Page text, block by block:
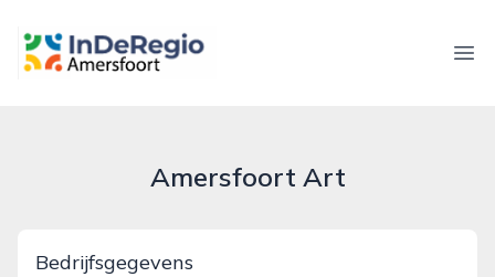
inderegioamersfoort.nl
Amersfoort Art
Bedrijfsgegevens